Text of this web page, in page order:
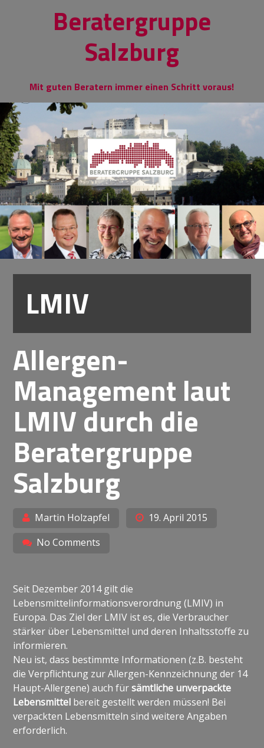
Beratergruppe
Salzburg
Mit guten Beratern immer einen Schritt voraus!
LMIV
Allergen-
Management laut
LMIV durch die
Beratergruppe
Salzburg
Martin Holzapfel
19. April 2015
No Comments
Seit Dezember 2014 gilt die
Lebensmittelinformationsverordnung (LMIV) in
Europa. Das Ziel der LMIV ist es, die Verbraucher
stärker über Lebensmittel und deren Inhaltsstoffe zu
informieren.
Neu ist, dass bestimmte Informationen (z.B. besteht
die Verpflichtung zur Allergen-Kennzeichnung der 14
Haupt-Allergene) auch fürsämtliche unverpackte
Lebensmittel bereit gestellt werden müssen! Bei
verpackten Lebensmitteln sind weitere Angaben
erforderlich.